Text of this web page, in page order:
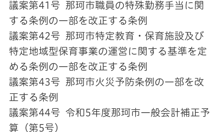
議案第41号 那珂市職員の特殊勤務手当に関
する条例の一部を改正する条例
議案第42号 那珂市特定教育・保育施設及び
特定地域型保育事業の運営に関する基準を定
める条例の一部を改正する条例
議案第43号 那珂市火災予防条例の一部を改
正する条例
議案第44号 令和5年度那珂市一般会計補正予
算（第5号）